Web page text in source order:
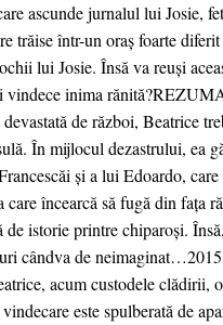
ascunde jurnalul lui Josie,
trăise într-un oraș foarte
lui Josie. Însă va reuși
vindece inima
de război, Beatrice
În mijlocul dezastrului, ea
și a lui Edoardo,
încearcă să fugă din fața
de istorie printre chiparoși.
cândva de
acum custodele clădirii,
este spulberată de